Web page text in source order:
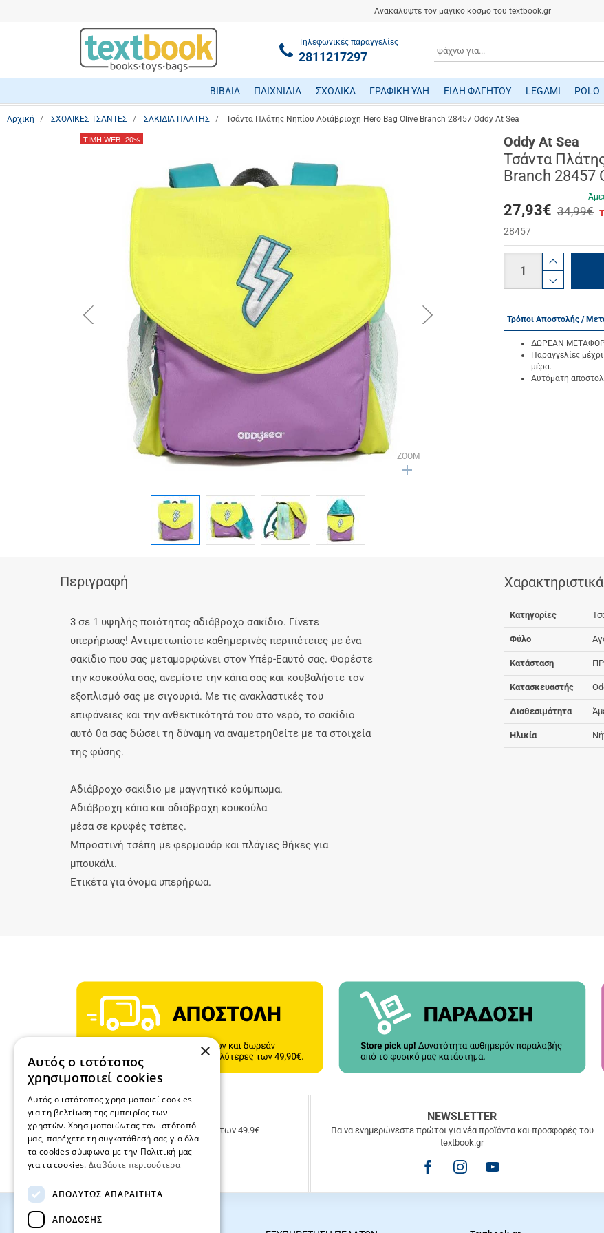
Ανακαλύψτε τον μαγικό κόσμο του textbook.gr
Τηλεφωνικές παραγγελίες
2811217297
ΒΙΒΛΙΑ ΠΑΙΧΝΙΔΙΑ ΣΧΟΛΙΚΑ ΓΡΑΦΙΚΗ ΥΛΗ ΕΙΔΗ ΦΑΓΗΤΟΥ LEGAMI POLO
Αρχική ΣΧΟΛΙΚΕΣ ΤΣΑΝΤΕΣ ΣΑΚΙΔΙΑ ΠΛΑΤΗΣ Τσάντα Πλάτης Nηπίου Αδιάβριοχη Hero Bag Olive Branch 28457 Oddy At Sea
ZOOM
button.prev button.next
ΤΙΜΗ WEB-20% Oddy At Sea
Τσάντα
Branch 28457
27,93€ 34,99€
28457
Τρόποι Αποστολής /
ΔΩΡΕΑΝ
Παραγγελίες
μέρα.
Αυτόματη
Περιγραφή
3 σε 1 υψηλής ποιότητας αδιάβροχο σακίδιο. Γίνετε
υπερήρωας! Αντιμετωπίστε καθημερινές περιπέτειες με ένα
σακίδιο που σας μεταμορφώνει στον Υπέρ-Εαυτό σας. Φορέστε
την κουκούλα σας, ανεμίστε την κάπα σας και κουβαλήστε τον
εξοπλισμό σας με σιγουριά. Με τις ανακλαστικές του
επιφάνειες και την ανθεκτικότητά του στο νερό, το σακίδιο
αυτό θα σας δώσει τη δύναμη να αναμετρηθείτε με τα στοιχεία
της φύσης.
Αδιάβροχο σακίδιο με μαγνητικό κούμπωμα.
Αδιάβροχη κάπα και αδιάβροχη κουκούλα
μέσα σε κρυφές τσέπες.
Μπροστινή τσέπη με φερμουάρ και πλάγιες θήκες για
μπουκάλι.
Ετικέτα για όνομα υπερήρωα.
Χαρακτηριστικά
Κατηγορίες
Φύλο
Κατάσταση
Κατασκευαστής
Διαθεσιμότητα
Ηλικία
ΔΩΡΕΑΝ ΜΕΤΑΦΟΡΙΚΑ
Δωρεάν μεταφορικά για παραγγελίες άνω των 49.9€
NEWSLETTER
Για να ενημερώνεστε πρώτοι για νέα προϊόντα και προσφορές του
textbook.gr
×
Αυτός ο ιστότοπος
χρησιμοποιεί cookies
Αυτός ο ιστότοπος χρησιμοποιεί cookies
για τη βελτίωση της εμπειρίας των
χρηστών. Χρησιμοποιώντας τον ιστότοπό
μας, παρέχετε τη συγκατάθεσή σας για όλα
τα cookies σύμφωνα με την Πολιτική μας
για τα cookies. Διαβάστε περισσότερα
ΑΠΟΛΎΤΩΣ ΑΠΑΡΑΊΤΗΤΑ
ΑΠΌΔΟΣΗΣ